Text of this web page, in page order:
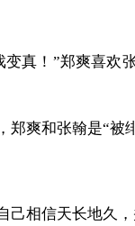
！”郑爽喜欢
和张翰是“被
信天长地久，